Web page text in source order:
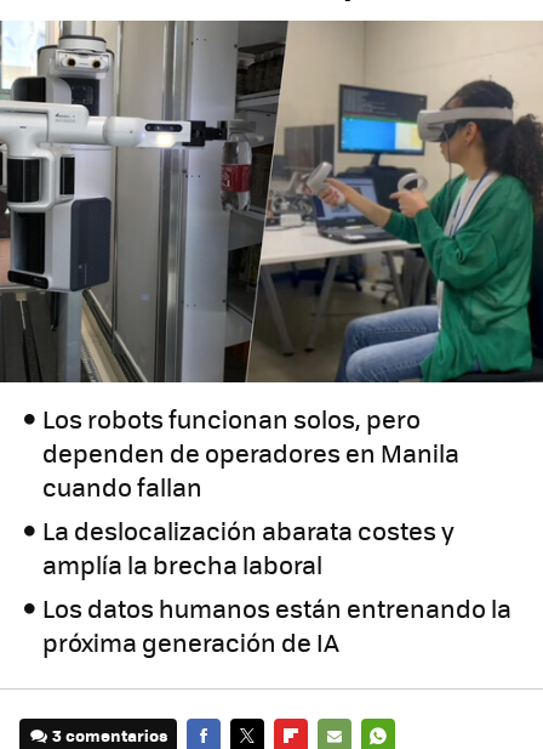
Los robots funcionan solos, pero
dependen de operadores en Manila
cuando fallan
La deslocalización abarata costes y
amplía la brecha laboral
Los datos humanos están entrenando la
próxima generación de IA
3 comentarios